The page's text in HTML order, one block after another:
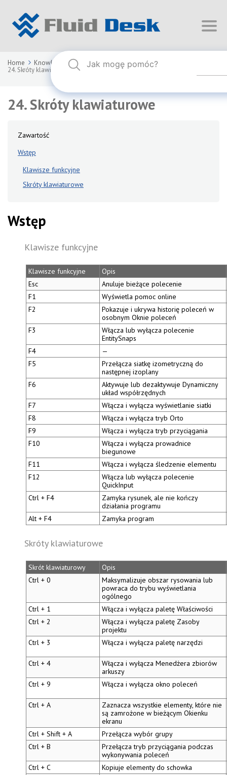
Home Knowledge Base
FLUID DESK BIM 2025
24. Skróty klawiaturowe
24. Skróty klawiaturowe
Zawartość
Wstęp
Klawisze funkcyjne
Skróty klawiaturowe
Wstęp
Klawisze funkcyjne
Klawisze funkcyjne
Opis
Esc
Anuluje bieżące polecenie
F1
Wyświetla pomoc online
F2
Pokazuje i ukrywa historię poleceń w
osobnymOknie poleceń
F3
Włącza lub wyłącza polecenie
EntitySnaps
F4
—
F5
Przełącza siatkę izometryczną do
następnej izoplany
F6
Aktywuje lub dezaktywujeDynamiczny
układ współrzędnych
F7
Włącza i wyłącza wyświetlanie siatki
F8
Włącza i wyłącza tryb Orto
F9
Włącza i wyłącza tryb przyciągania
F10
Włącza i wyłączaprowadnice
biegunowe
F11
Włącza i wyłączaśledzenie elementu
F12
Włącza lub wyłącza polecenie
QuickInput
Ctrl + F4
Zamyka rysunek, ale nie kończy
działania programu
Alt + F4
Zamyka program
Skróty klawiaturowe
Skrót klawiaturowy
Opis
Ctrl + 0
Maksymalizuje obszar rysowania lub
powraca do trybu wyświetlania
ogólnego
Ctrl + 1
Włącza i wyłączapaletę Właściwości
Ctrl + 2
Włącza i wyłączapaletę Zasoby
projektu
Ctrl + 3
Włącza i wyłączapaletę narzędzi
Ctrl + 4 Włącza i wyłączaMenedżera zbiorów
arkuszy
Ctrl + 9
Włącza i wyłączaokno poleceń
Ctrl + A
Zaznacza wszystkie elementy, które nie
są zamrożone w bieżącym Okienku
ekranu
Ctrl + Shift + A
Przełącza wybór grupy
Ctrl + B
Przełącza tryb przyciągania podczas
wykonywania poleceń
Ctrl + C
Kopiuje elementy do schowka